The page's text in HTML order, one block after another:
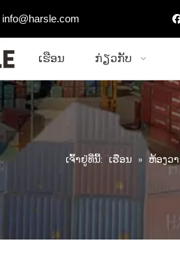
info@harsle.com
ເຮືອນ ກ່ຽວກັບ
ເຈົ້າ​ຢູ່​ທີ່​ນີ້: ເຮືອນ » ຫ້ອງວ